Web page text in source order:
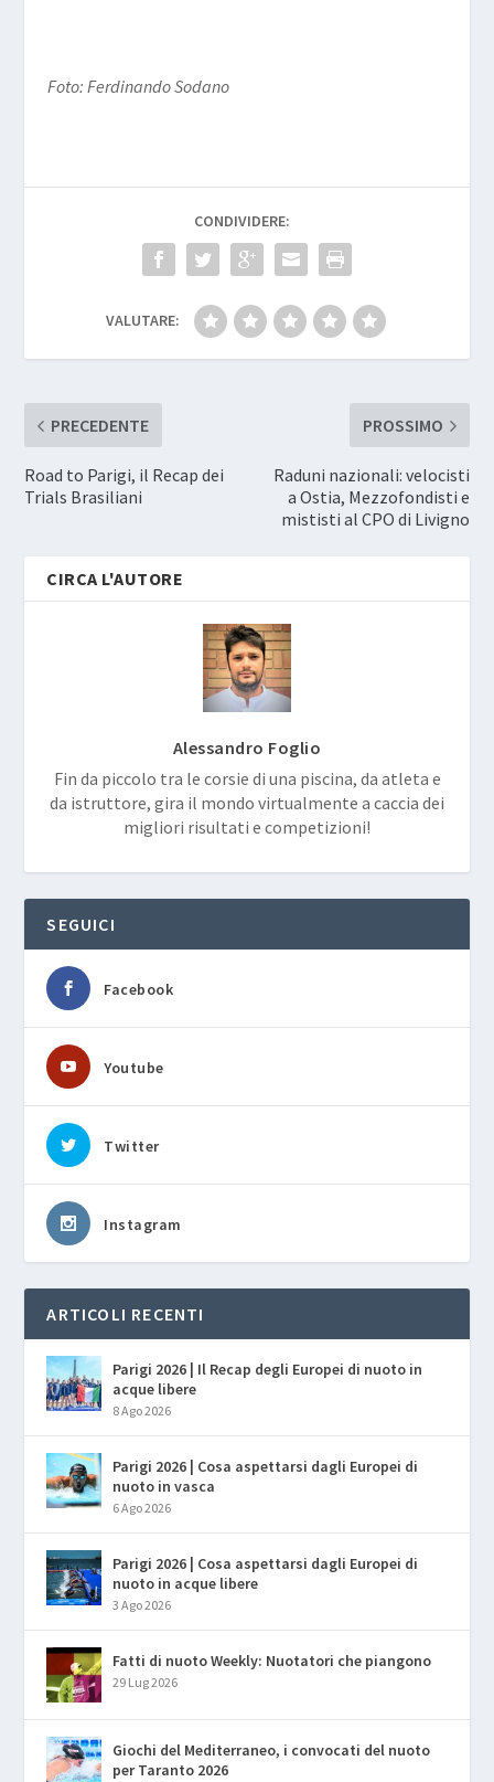
Foto: Ferdinando Sodano
CONDIVIDERE:
VALUTARE:
PRECEDENTE
Road to Parigi, il Recap dei
Trials Brasiliani
PROSSIMO
Raduni nazionali: velocisti
a Ostia, Mezzofondisti e
mististi al CPO di Livigno
CIRCA L'AUTORE
Alessandro Foglio
Fin da piccolo tra le corsie di una piscina, da atleta e
da istruttore, gira il mondo virtualmente a caccia dei
migliori risultati e competizioni!
SEGUICI
Facebook
Youtube
Twitter
Instagram
ARTICOLI RECENTI
Parigi 2026 | Il Recap degli Europei di nuoto in
acque libere
8 Ago 2026
Parigi 2026 | Cosa aspettarsi dagli Europei di
nuoto in vasca
6 Ago 2026
Parigi 2026 | Cosa aspettarsi dagli Europei di
nuoto in acque libere
3 Ago 2026
Fatti di nuoto Weekly: Nuotatori che piangono
29 Lug 2026
Giochi del Mediterraneo, i convocati del nuoto
per Taranto 2026